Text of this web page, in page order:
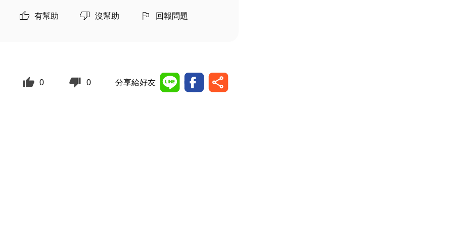
有幫助 沒幫助 回報問題
0 0 分享給好友